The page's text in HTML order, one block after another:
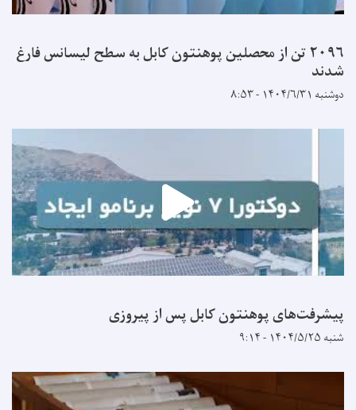
۲۰۹۶ تن از محصلین پوهنتون کابل به سطح لیسانس فارغ
شدند
دوشنبه ۱۴۰۴/۶/۳۱ - ۸:۵۳
پیشرفت‌های پوهنتون کابل پس از پیروزی
شنبه ۱۴۰۴/۵/۲۵ - ۹:۱۴